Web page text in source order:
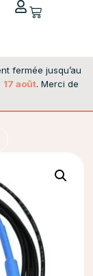
fermée jusqu’au
17 août. Merci de